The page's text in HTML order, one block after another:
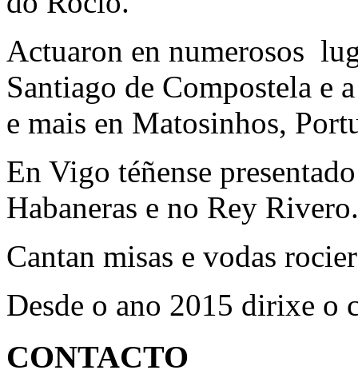
Actuaron en numerosos
Santiago de Compostela e
e mais en Matosinhos,
En Vigo téñense
Habaneras e no Rey Rivero.
Cantan misas e vodas
Desde o ano 2015 dirixe o
CONTACTO